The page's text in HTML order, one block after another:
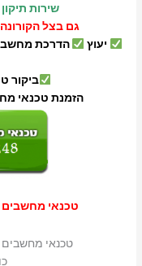
שירות
גם בצל
יעוץ
הדרכת
ביקור
הזמנת טכנאי
טכנאי מחשבים
טכנאי מחשבים ביהוד